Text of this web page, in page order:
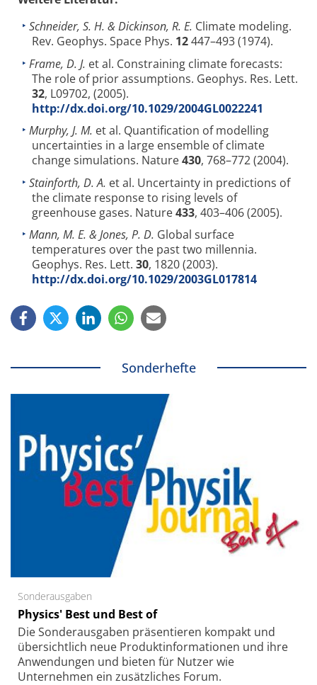
Schneider, S. H. & Dickinson, R. E. Climate modeling.
Rev. Geophys. Space Phys. 12447–493 (1974).
Frame, D. J. et al. Constraining climate forecasts:
The role of prior assumptions. Geophys. Res. Lett.
32, L09702, (2005).
http://dx.doi.org/10.1029/2004GL0022241
Murphy, J. M. et al. Quantification of modelling
uncertainties in a large ensemble of climate
change simulations. Nature430, 768–772 (2004).
Stainforth, D. A. et al. Uncertainty in predictions of
the climate response to rising levels of
greenhouse gases. Nature433, 403–406 (2005).
Mann, M. E. & Jones, P. D. Global surface
temperatures over the past two millennia.
Geophys. Res. Lett. 30, 1820 (2003).
http://dx.doi.org/10.1029/2003GL017814
Sonderhefte
Sonderausgaben
Physics' Best und Best of
Die Sonder­ausgaben präsentieren kompakt und
übersichtlich neue Produkt­informationen und ihre
Anwendungen und bieten für Nutzer wie
Unternehmen ein zusätzliches Forum.